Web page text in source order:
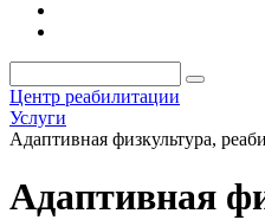
Центр реабилитации
Услуги
Адаптивная физкультура,
Адаптивная